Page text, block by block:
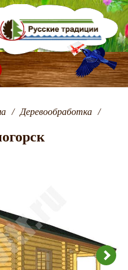
/ Деревообработка /